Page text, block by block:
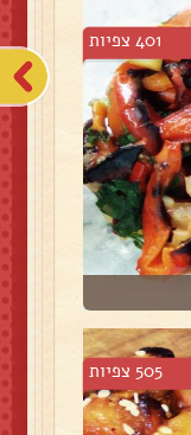
401 צפיות
505 צפיות